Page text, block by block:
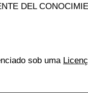
DEL
sob uma